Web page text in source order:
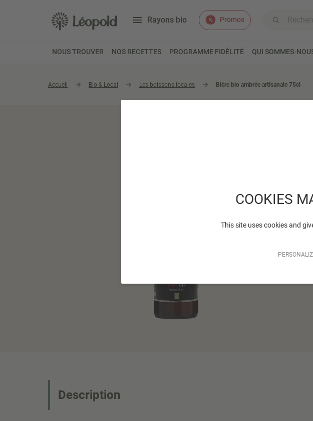
COOKIES
This site uses cookies and
Rayons bio
NOUS TROUVER NOS RECETTES PROGRAMME FIDÉLITÉ QUI SOMMES-
Promos
Accueil Bio & Local Les boissons locales Bière bio ambrée artisanale 75cl
Description